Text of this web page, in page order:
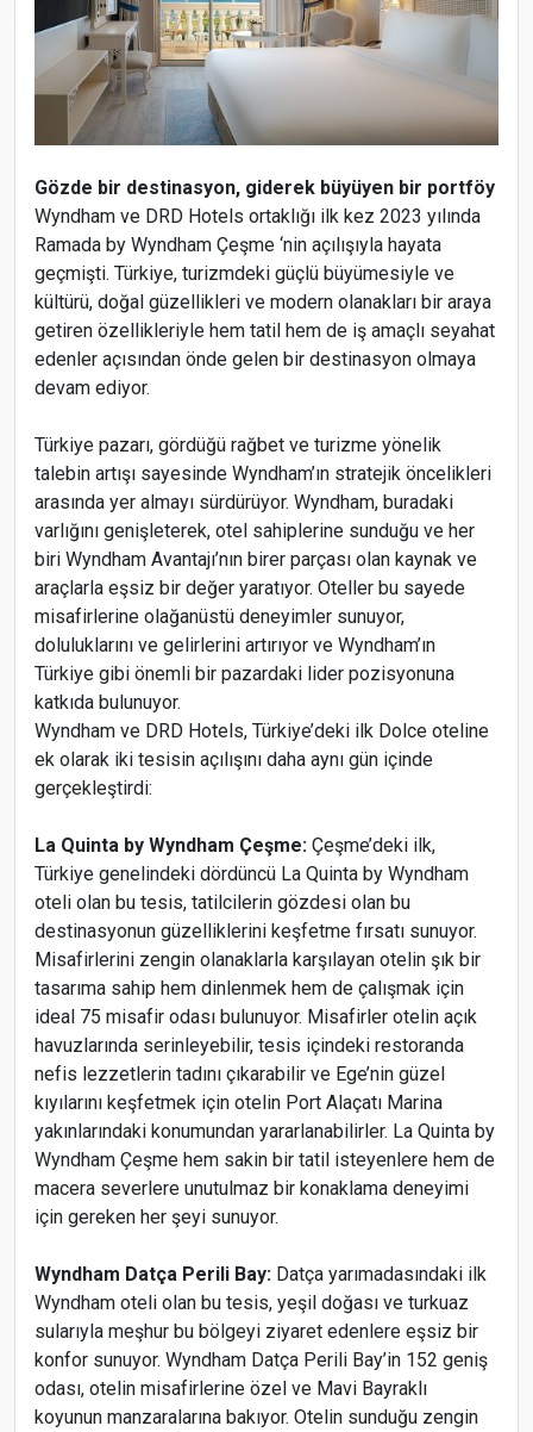
Gözde bir destinasyon, giderek büyüyen bir portföy
Wyndham ve DRD Hotels ortaklığı ilk kez 2023 yılında
Ramada by Wyndham Çeşme ‘nin açılışıyla hayata
geçmişti. Türkiye, turizmdeki güçlü büyümesiyle ve
kültürü, doğal güzellikleri ve modern olanakları bir araya
getiren özellikleriyle hem tatil hem de iş amaçlı seyahat
edenler açısından önde gelen bir destinasyon olmaya
devam ediyor.
Türkiye pazarı, gördüğü rağbet ve turizme yönelik
talebin artışı sayesinde Wyndham’ın stratejik öncelikleri
arasında yer almayı sürdürüyor. Wyndham, buradaki
varlığını genişleterek, otel sahiplerine sunduğu ve her
biri Wyndham Avantajı’nın birer parçası olan kaynak ve
araçlarla eşsiz bir değer yaratıyor. Oteller bu sayede
misafirlerine olağanüstü deneyimler sunuyor,
doluluklarını ve gelirlerini artırıyor ve Wyndham’ın
Türkiye gibi önemli bir pazardaki lider pozisyonuna
katkıda bulunuyor.
Wyndham ve DRD Hotels, Türkiye’deki ilk Dolce oteline
ek olarak iki tesisin açılışını daha aynı gün içinde
gerçekleştirdi:
La Quinta by Wyndham Çeşme: Çeşme’deki ilk,
Türkiye genelindeki dördüncü La Quinta by Wyndham
oteli olan bu tesis, tatilcilerin gözdesi olan bu
destinasyonun güzelliklerini keşfetme fırsatı sunuyor.
Misafirlerini zengin olanaklarla karşılayan otelin şık bir
tasarıma sahip hem dinlenmek hem de çalışmak için
ideal 75 misafir odası bulunuyor. Misafirler otelin açık
havuzlarında serinleyebilir, tesis içindeki restoranda
nefis lezzetlerin tadını çıkarabilir ve Ege’nin güzel
kıyılarını keşfetmek için otelin Port Alaçatı Marina
yakınlarındaki konumundan yararlanabilirler. La Quinta by
Wyndham Çeşme hem sakin bir tatil isteyenlere hem de
macera severlere unutulmaz bir konaklama deneyimi
için gereken her şeyi sunuyor.
Wyndham Datça Perili Bay: Datça yarımadasındaki ilk
Wyndham oteli olan bu tesis, yeşil doğası ve turkuaz
sularıyla meşhur bu bölgeyi ziyaret edenlere eşsiz bir
konfor sunuyor. Wyndham Datça Perili Bay’in 152 geniş
odası, otelin misafirlerine özel ve Mavi Bayraklı
koyunun manzaralarına bakıyor. Otelin sunduğu zengin